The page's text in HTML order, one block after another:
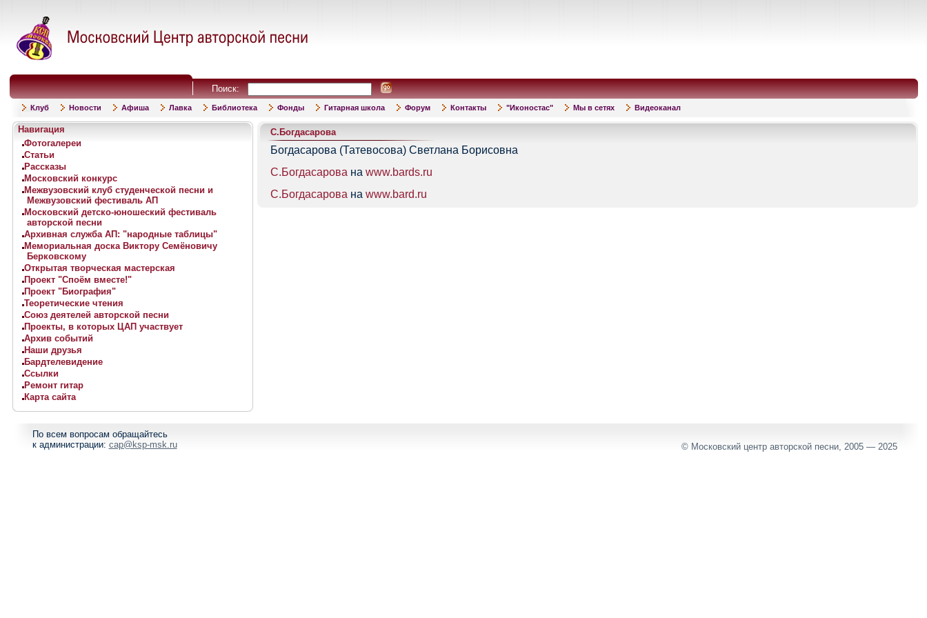
Поиск:
Клуб Новости Афиша Лавка Библиотека Фонды Гитарная школа Форум Контакты "Иконостас" Мы в сетях Видеоканал
Навигация
Фотогалереи
Статьи
Рассказы
Московский конкурс
Межвузовский клуб студенческой песни и
Межвузовский фестиваль АП
Московский детско-юношеский фестиваль
авторской песни
Архивная служба АП: "народные таблицы"
Мемориальная доска Виктору Семёновичу
Берковскому
Открытая творческая мастерская
Проект "Споём вместе!"
Проект "Биография"
Теоретические чтения
Союз деятелей авторской песни
Проекты, в которых ЦАП участвует
Архив событий
Наши друзья
Бардтелевидение
Ссылки
Ремонт гитар
Карта сайта
С.Богдасарова
Богдасарова (Татевосова) Светлана Борисовна
С.Богдасарова на www.bards.ru
С.Богдасарова на www.bard.ru
По всем вопросам обращайтесь
к администрации: cap@ksp-msk.ru © Московский центр авторской песни, 2005 — 2025